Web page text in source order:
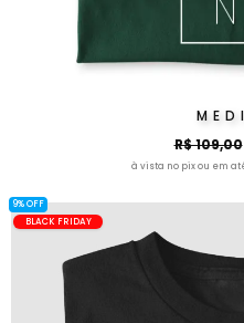
M E D
R$ 109,00
à vista no pix ou em
BLACK FRIDAY
9% OFF